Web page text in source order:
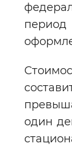
один